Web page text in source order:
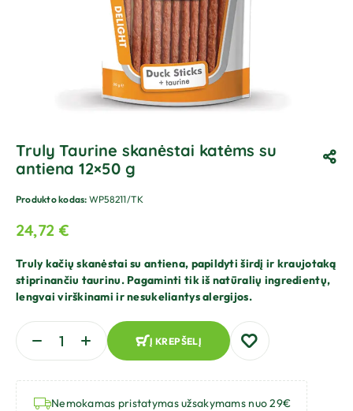
Truly Taurine skanėstai katėms su
antiena 12×50 g
Produkto kodas: WP58211/TK
24,72 €
Truly kačių skanėstai su antiena, papildyti širdį ir kraujotaką
stiprinančiu taurinu. Pagaminti tik iš natūralių ingredientų,
lengvai virškinami ir nesukeliantys alergijos.
Į KREPŠELĮ
Nemokamas pristatymas užsakymams nuo 29€